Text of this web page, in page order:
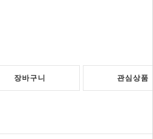
장바구니 관심상품